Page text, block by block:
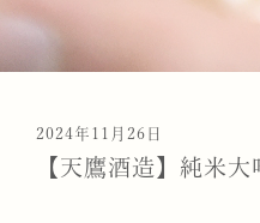
2024年11月26日
【天鷹酒造】純米